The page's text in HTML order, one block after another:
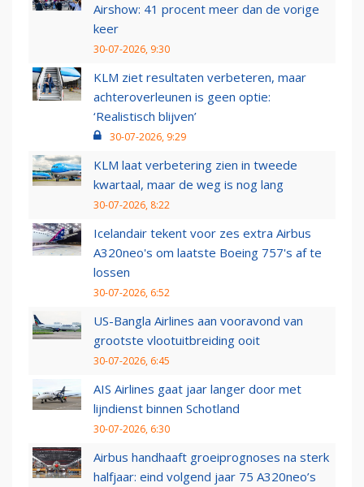
Airshow: 41 procent meer dan de vorige
keer
30-07-2026, 9:30
KLM ziet resultaten verbeteren, maar
achteroverleunen is geen optie:
‘Realistisch blijven’
30-07-2026, 9:29
KLM laat verbetering zien in tweede
kwartaal, maar de weg is nog lang
30-07-2026, 8:22
Icelandair tekent voor zes extra Airbus
A320neo's om laatste Boeing 757's af te
lossen
30-07-2026, 6:52
US-Bangla Airlines aan vooravond van
grootste vlootuitbreiding ooit
30-07-2026, 6:45
AIS Airlines gaat jaar langer door met
lijndienst binnen Schotland
30-07-2026, 6:30
Airbus handhaaft groeiprognoses na sterk
halfjaar: eind volgend jaar 75 A320neo’s